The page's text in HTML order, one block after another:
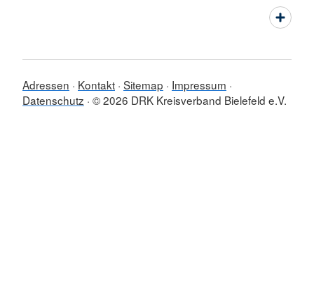
Adressen Kontakt Sitemap
Impressum
Datenschutz © 2026 DRK Kreisverband Bielefeld e.V.